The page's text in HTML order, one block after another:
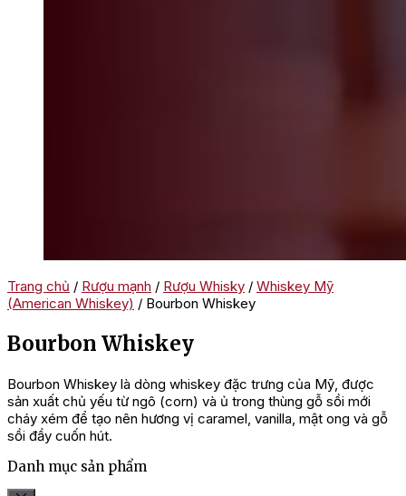
Trang chủ / Rượu mạnh / Rượu Whisky / Whiskey Mỹ
(American Whiskey) / Bourbon Whiskey
Bourbon Whiskey
Bourbon Whiskey là dòng whiskey đặc trưng của Mỹ, được
sản xuất chủ yếu từ ngô (corn) và ủ trong thùng gỗ sồi mới
cháy xém để tạo nên hương vị caramel, vanilla, mật ong và gỗ
sồi đầy cuốn hút.
Danh mục sản phẩm